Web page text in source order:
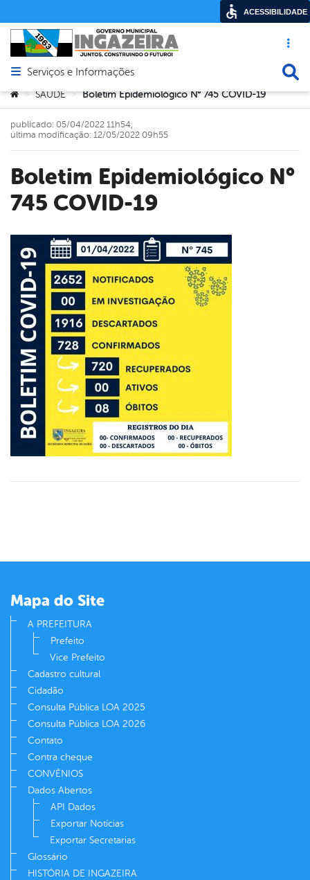
Acesso
Abrir menu principal de navegação
Serviços e Informações
Você está aqui:
> SAÚDE > Boletim Epidemiológico N° 745 COVID-19
Boletim Epidemiológico N°
745 COVID-19
publicado: 05/04/2022 11h54,
última modificação: 12/05/2022 09h55
Mapa do Site
A PREFEITURA
Prefeito
Vice Prefeito
Cadastro cultural
Cidadão
Consulta Pública LOA 2025
Consulta Pública LOA 2026
Contato
Contra cheque
CONVÊNIOS
Dados Abertos
API Dados
Exportar Notícias
Exportar Secretarias
Glossário
HISTÓRIA DE INGAZEIRA
ACESSIBILIDADE